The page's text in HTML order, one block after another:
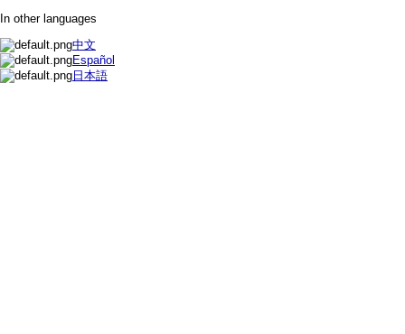
In other languages
中文
Español
日本語